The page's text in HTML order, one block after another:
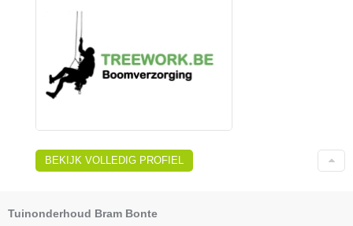
BEKIJK VOLLEDIG PROFIEL
Tuinonderhoud Bram Bonte